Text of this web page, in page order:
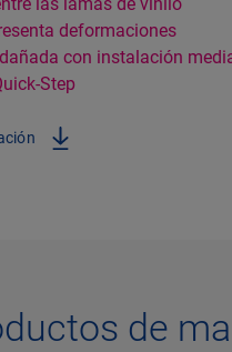
deformaciones
con instalación
Step
de